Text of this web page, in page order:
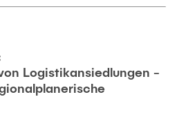
Logistikansiedlungen -